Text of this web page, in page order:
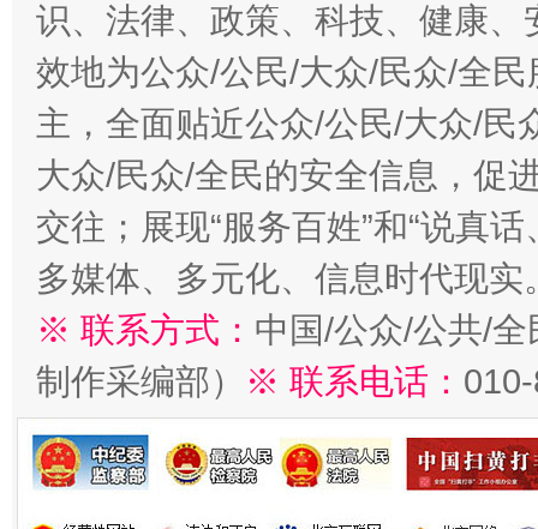
识、法律、政策、科技、健康
效地为公众/公民/大众/民众/全
主，全面贴近公众/公民/大众/民
大众/民众/全民的安全信息，促
交往；展现“服务百姓”和“说真
多媒体、多元化、信息时代现实
※ 联系方式： 中国/公众/公共/
制作采编部）
※ 联系电话：